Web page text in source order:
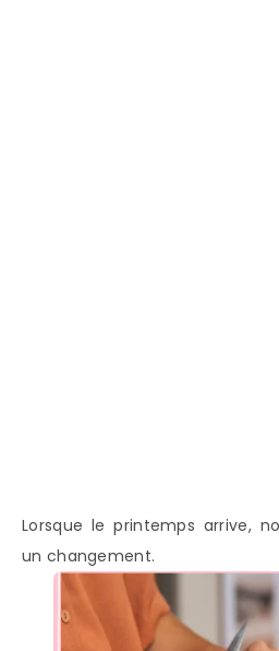
Lorsque le printemps arrive,
un changement.